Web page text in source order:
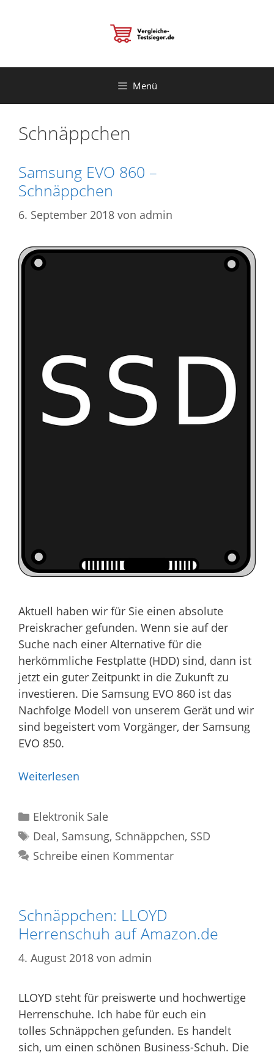
Menü
Schnäppchen
Samsung EVO 860 –
Schnäppchen
6. September 2018 von admin
Aktuell haben wir für Sie einen absolute
Preiskracher gefunden. Wenn sie auf der
Suche nach einer Alternative für die
herkömmliche Festplatte (HDD) sind, dann ist
jetzt ein guter Zeitpunkt in die Zukunft zu
investieren. Die Samsung EVO 860 ist das
Nachfolge Modell von unserem Gerät und wir
sind begeistert vom Vorgänger, der Samsung
EVO 850.
Weiterlesen
Kategorien
Elektronik Sale
Schlagwörter
Deal, Samsung, Schnäppchen, SSD
Schreibe einen Kommentar
Schnäppchen: LLOYD
Herrenschuh auf Amazon.de
4. August 2018 von admin
LLOYD steht für preiswerte und hochwertige
Herrenschuhe. Ich habe für euch ein
tolles Schnäppchen gefunden. Es handelt
sich, um einen schönen Business-Schuh. Die